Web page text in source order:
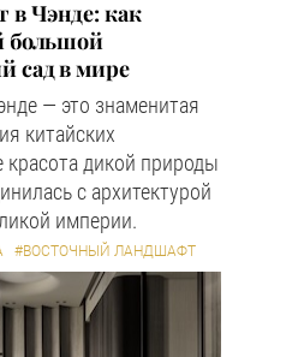
в Чэнде: как
большой
сад в мире
— это знаменитая
китайских
красота дикой природы
с архитектурой
империи.
#ВОСТОЧНЫЙ ЛАНДШАФТ